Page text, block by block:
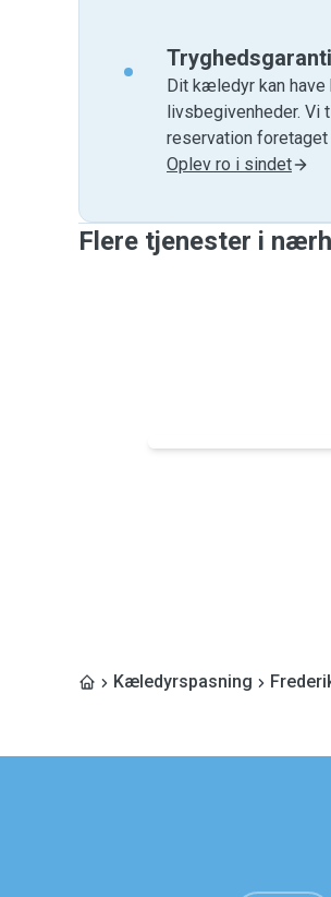
Tryghedsgaranti
Dit kæledyr kan
livsbegivenheder. Vi
reservation
Oplev ro i sindet
Flere tjenester i
Kæledyrspasning